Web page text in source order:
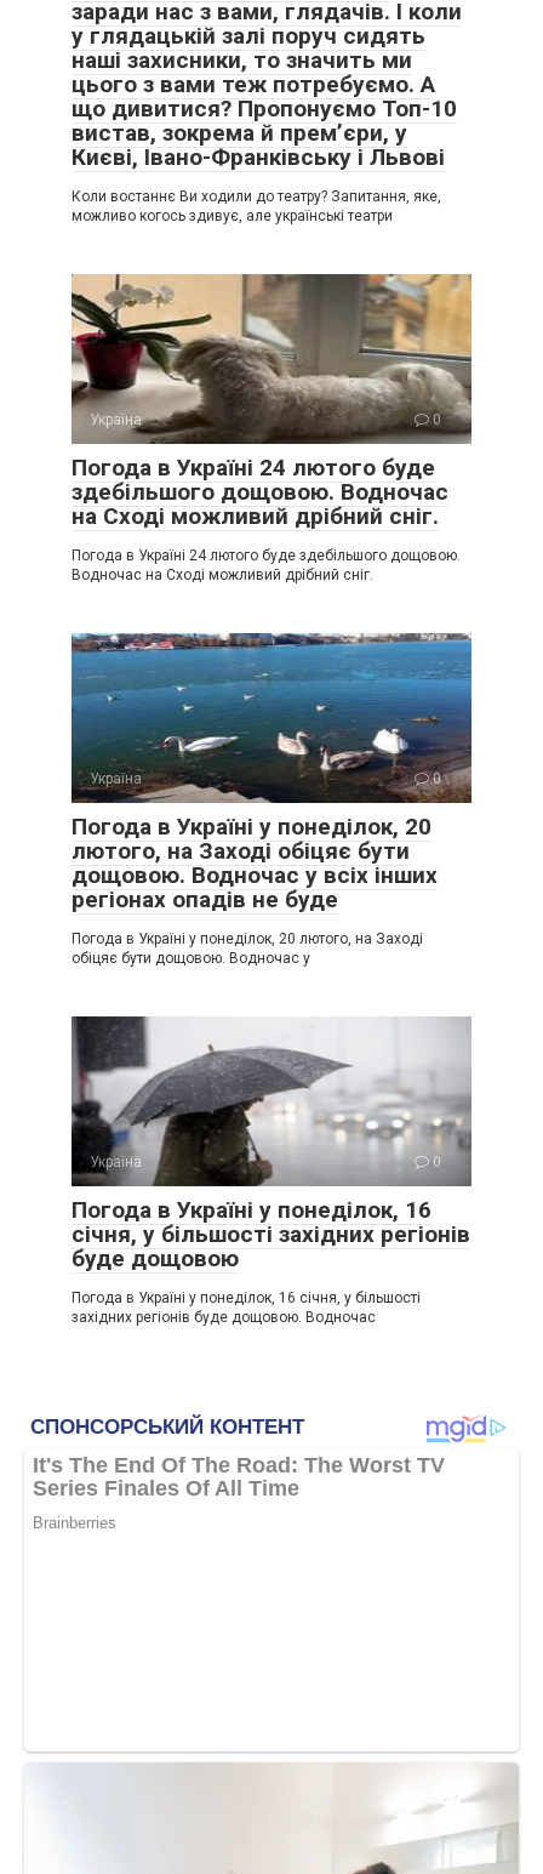
заради нас з вами, глядачів. І коли
у глядацькій залі поруч сидять
наші захисники, то значить ми
цього з вами теж потребуємо. А
що дивитися? Пропонуємо Топ-10
вистав, зокрема й прем’єри, у
Києві, Івано-Франківську і Львові
Коли востаннє Ви ходили до театру? Запитання, яке,
можливо когось здивує, але українські театри
Україна 0
Погода в Україні 24 лютого буде
здебільшого дощовою. Водночас
на Сході можливий дрібний сніг.
Погода в Україні 24 лютого буде здебільшого дощовою.
Водночас на Сході можливий дрібний сніг.
Україна 0
Погода в Україні у понеділок, 20
лютого, на Заході обіцяє бути
дощовою. Водночас у всіх інших
регіонах опадів не буде
Погода в Україні у понеділок, 20 лютого, на Заході
обіцяє бути дощовою. Водночас у
Україна 0
Погода в Україні у понеділок, 16
січня, у більшості західних регіонів
буде дощовою
Погода в Україні у понеділок, 16 січня, у більшості
західних регіонів буде дощовою. Водночас